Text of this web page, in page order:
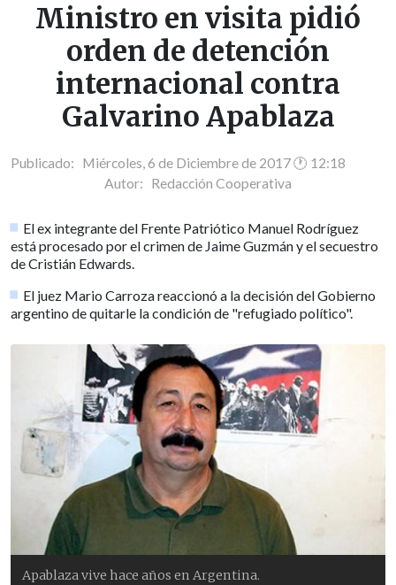
Ministro en visita pidió
orden de detención
internacional contra
Galvarino Apablaza
Publicado: Miércoles, 6 de Diciembre de 2017 🕐 12:18
Autor: Redacción Cooperativa
El ex integrante del Frente Patriótico Manuel Rodríguez
está procesado por el crimen de Jaime Guzmán y el secuestro
de Cristián Edwards.
El juez Mario Carroza reaccionó a la decisión del Gobierno
argentino de quitarle la condición de "refugiado político".
Apablaza vive hace años en Argentina.